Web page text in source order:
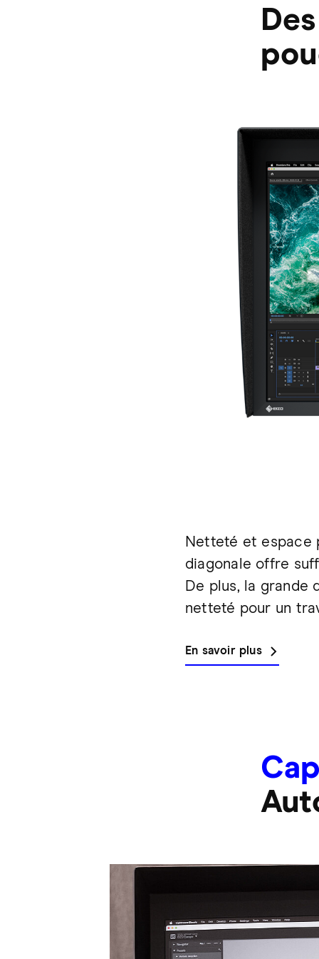
Netteté et espace
diagonale offre
De plus, la grande
netteté pour un
En savoir plus